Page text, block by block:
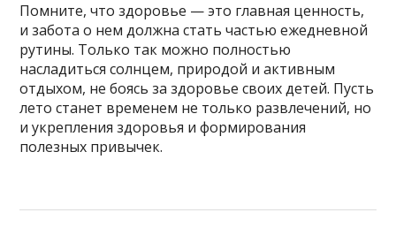
Помните, что здоровье — это главная ценность,
и забота о нем должна стать частью ежедневной
рутины. Только так можно полностью
насладиться солнцем, природой и активным
отдыхом, не боясь за здоровье своих детей. Пусть
лето станет временем не только развлечений, но
и укрепления здоровья и формирования
полезных привычек.